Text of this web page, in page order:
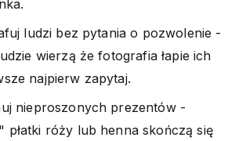
ludzi bez pytania o pozwolenie -
wierzą że fotografia łapie ich
najpierw zapytaj.
nieproszonych prezentów -
płatki róży lub henna skończą się